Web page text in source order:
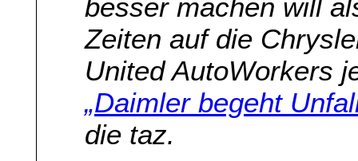
besser machen will
Zeiten auf die
United AutoWorkers
„Daimler begeht
die taz.